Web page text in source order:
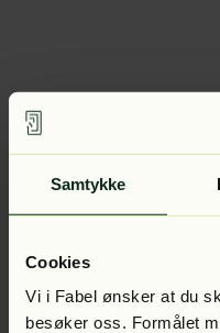
Samtykke
Cookies
Vi i Fabel ønsker at du
besøker oss. Formålet